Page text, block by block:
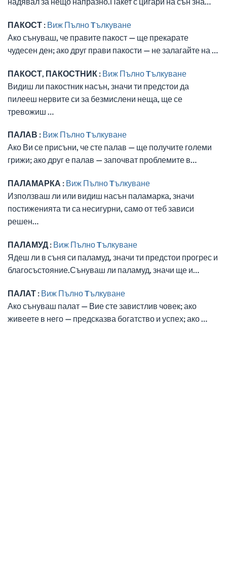
ПАКОСТ : Виж Пълно Tълкуване
Ако сънуваш, че правите пакост — ще прекарате
чудесен ден; ако друг прави пакости — не залагайте на …
ПАКОСТ, ПАКОСТНИК : Виж Пълно Tълкуване
Видиш ли пакостник насън, значи ти предстои да
пилееш нервите си за безмислени неща, ще се
тревожиш …
ПАЛАВ : Виж Пълно Tълкуване
Ако Ви се присъни, че сте палав — ще получите големи
грижи; ако друг е палав — започват проблемите в…
ПАЛАМАРКА : Виж Пълно Tълкуване
Използваш ли или видиш насън паламарка, значи
постиженията ти са несигурни, само от теб зависи
решен…
ПАЛАМУД : Виж Пълно Tълкуване
Ядеш ли в съня си паламуд, значи ти предстои прогрес и
благосъстояние.Сънуваш ли паламуд, значи ще и…
ПАЛАТ : Виж Пълно Tълкуване
Ако сънуваш палат — Вие сте завистлив човек; ако
живеете в него — предсказва богатство и успех; ако …